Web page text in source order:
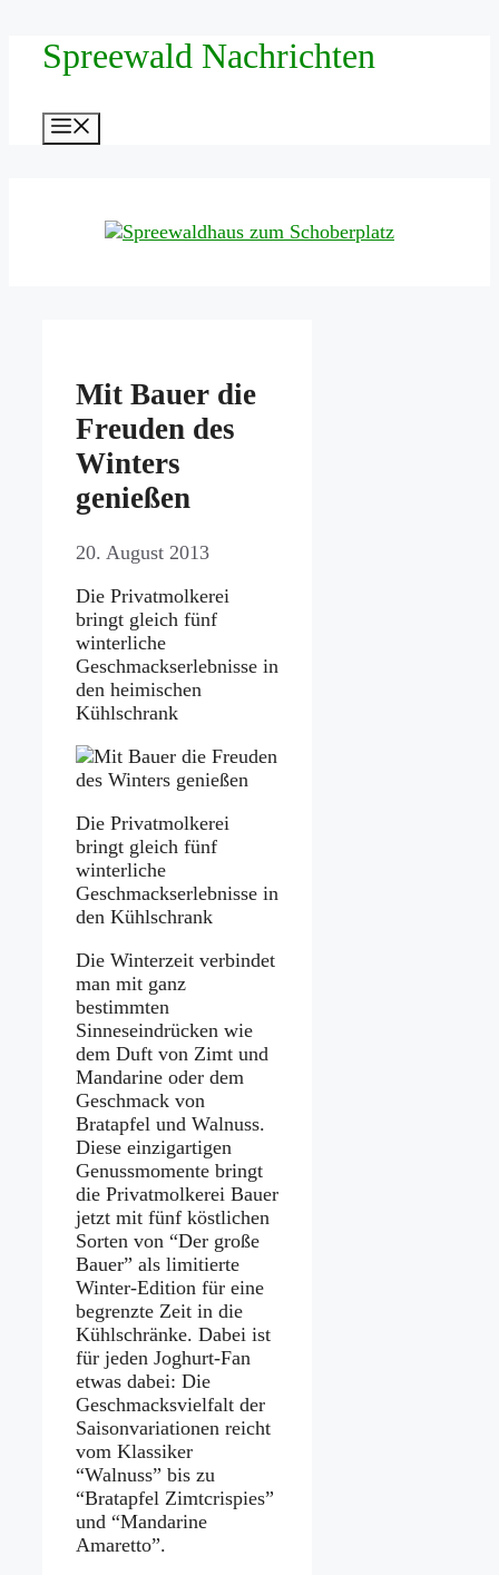
Zum
InhaltSpreewald Nachrichten
Mit Bauer die
Freuden des
Winters
genießen
20. August 2013
Die Privatmolkerei
bringt gleich fünf
winterliche
Geschmackserlebnisse in
den heimischen
Kühlschrank
Die Privatmolkerei
bringt gleich fünf
winterliche
Geschmackserlebnisse in
den Kühlschrank
Die Winterzeit verbindet
man mit ganz
bestimmten
Sinneseindrücken wie
dem Duft von Zimt und
Mandarine oder dem
Geschmack von
Bratapfel und Walnuss.
Diese einzigartigen
Genussmomente bringt
die Privatmolkerei Bauer
jetzt mit fünf köstlichen
Sorten von “Der große
Bauer” als limitierte
Winter-Edition für eine
begrenzte Zeit in die
Kühlschränke. Dabei ist
für jeden Joghurt-Fan
etwas dabei: Die
Geschmacksvielfalt der
Saisonvariationen reicht
vom Klassiker
“Walnuss” bis zu
“Bratapfel Zimtcrispies”
und “Mandarine
Amaretto”.